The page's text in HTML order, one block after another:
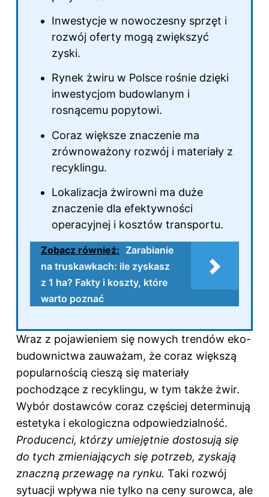
Inwestycje w nowoczesny sprzęt i
rozwój oferty mogą zwiększyć
zyski.
Rynek żwiru w Polsce rośnie dzięki
inwestycjom budowlanym i
rosnącemu popytowi.
Coraz większe znaczenie ma
zrównoważony rozwój i materiały z
recyklingu.
Lokalizacja żwirowni ma duże
znaczenie dla efektywności
operacyjnej i kosztów transportu.
Zobacz również: Zarabianie
na truskawkach: ile zyskasz
z 1 ha? Fakty i koszty, które
warto poznać
Wraz z pojawieniem się nowych trendów eko-
budownictwa zauważam, że coraz większą
popularnością cieszą się materiały
pochodzące z recyklingu, w tym także żwir.
Wybór dostawców coraz częściej determinują
estetyka i ekologiczna odpowiedzialność.
Producenci, którzy umiejętnie dostosują się
do tych zmieniających się potrzeb, zyskają
znaczną przewagę na rynku. Taki rozwój
sytuacji wpływa nie tylko na ceny surowca, ale